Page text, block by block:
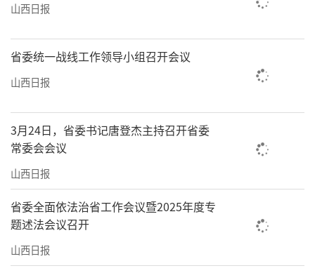
山西日报
省委统一战线工作领导小组召开会议
山西日报
3月24日，省委书记唐登杰主持召开省委
常委会会议
山西日报
省委全面依法治省工作会议暨2025年度专
题述法会议召开
山西日报